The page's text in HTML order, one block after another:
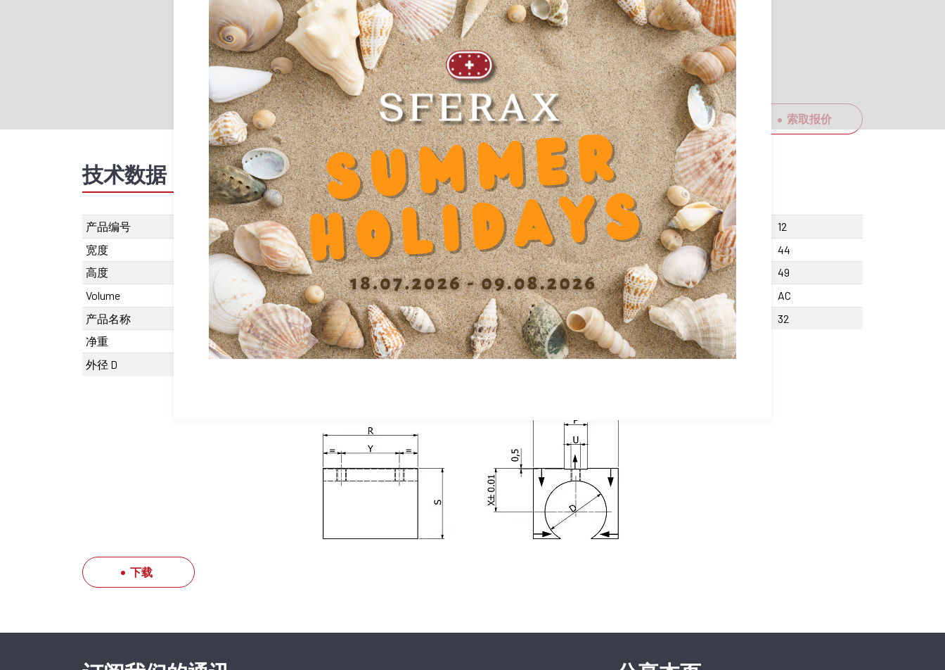
20 mm 49 mm
现有产品
索取报价
技术数据 推荐产品
产品编号
SU.110.002032
宽度
44 mm
高度
36 mm
Volume
78694
产品名称
SR-OUV 2032
净重
316 g
外径 D
内径 d
20
长度
49 mm
动态系数 Y
0.000000
Dimension threading U
M5
Spacing screw Y
30
Height center X +/-0.01
22.5
Width central clearance P
12
Width N
44
Length R
49
Material
AC
Inner diameter D
32
下载